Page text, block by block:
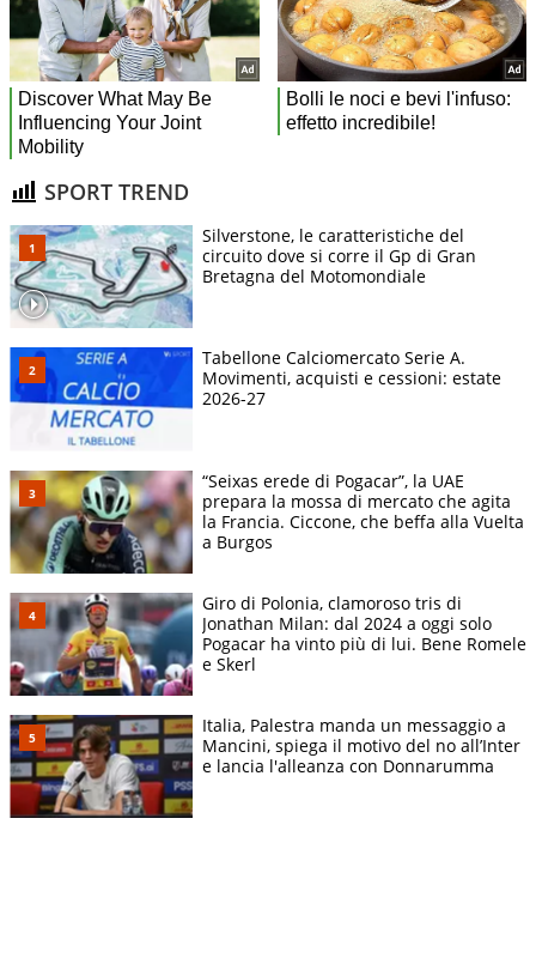
SPORT TREND
Silverstone, le caratteristiche del
circuito dove si corre il Gp di Gran
Bretagna del Motomondiale
Tabellone Calciomercato Serie A.
Movimenti, acquisti e cessioni: estate
2026-27
“Seixas erede di Pogacar”, la UAE
prepara la mossa di mercato che agita
la Francia. Ciccone, che beffa alla Vuelta
a Burgos
Giro di Polonia, clamoroso tris di
Jonathan Milan: dal 2024 a oggi solo
Pogacar ha vinto più di lui. Bene Romele
e Skerl
Italia, Palestra manda un messaggio a
Mancini, spiega il motivo del no all’Inter
e lancia l'alleanza con Donnarumma